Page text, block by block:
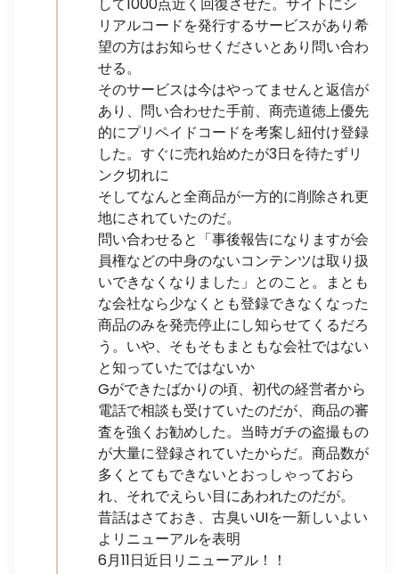
して1000点近く回復させた。サイトにシ
リアルコードを発行するサービスがあり希
望の方はお知らせくださいとあり問い合わ
せる。
そのサービスは今はやってませんと返信が
あり、問い合わせた手前、商売道徳上優先
的にプリペイドコードを考案し紐付け登録
した。すぐに売れ始めたが3日を待たずリ
ンク切れに
そしてなんと全商品が一方的に削除され更
地にされていたのだ。
問い合わせると「事後報告になりますが会
員権などの中身のないコンテンツは取り扱
いできなくなりました」とのこと。まとも
な会社なら少なくとも登録できなくなった
商品のみを発売停止にし知らせてくるだろ
う。いや、そもそもまともな会社ではない
と知っていたではないか
Gができたばかりの頃、初代の経営者から
電話で相談も受けていたのだが、商品の審
査を強くお勧めした。当時ガチの盗撮もの
が大量に登録されていたからだ。商品数が
多くとてもできないとおっしゃっておら
れ、それでえらい目にあわれたのだが。
昔話はさておき、古臭いUIを一新しいよい
よリニューアルを表明
6月11日近日リニューアル！！